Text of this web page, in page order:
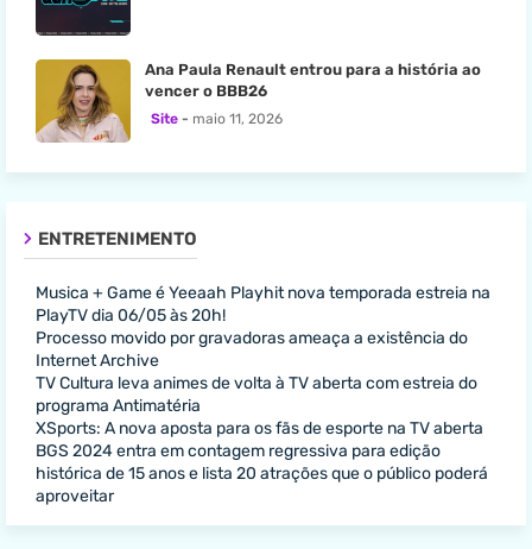
Ana Paula Renault entrou para a história ao
vencer o BBB26
Site maio 11, 2026
ENTRETENIMENTO
Musica + Game é Yeeaah Playhit nova temporada estreia na
PlayTV dia 06/05 às 20h!
Processo movido por gravadoras ameaça a existência do
Internet Archive
TV Cultura leva animes de volta à TV aberta com estreia do
programa Antimatéria
XSports: A nova aposta para os fãs de esporte na TV aberta
BGS 2024 entra em contagem regressiva para edição
histórica de 15 anos e lista 20 atrações que o público poderá
aproveitar